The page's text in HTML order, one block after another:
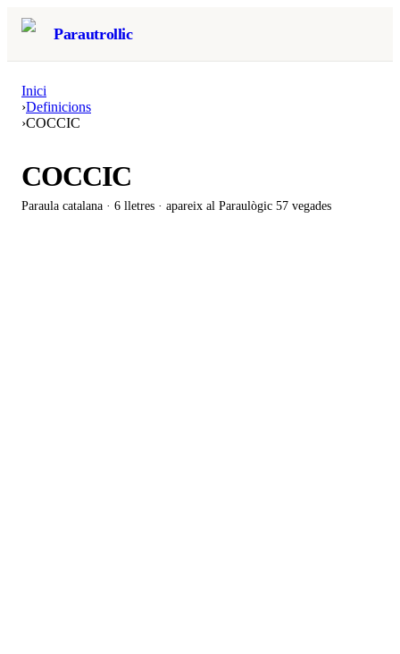
Parautrollic
Inici
›Definicions
›COCCIC
COCCIC
Paraula catalana · 6 lletres · apareix al Paraulògic 57 vegades